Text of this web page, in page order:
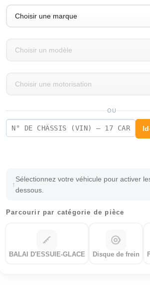
OU
Sélectionnez votre véhicule pour activer
dessous.
Parcourir par catégorie de pièce
BALAI D'ESSUIE-GLACE Disque de frein